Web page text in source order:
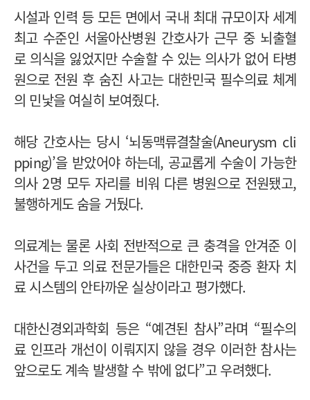
시설과 인력 등 모든 면에서 국내 최대 규모이자 세계
최고 수준인 서울아산병원 간호사가 근무 중 뇌출혈
로 의식을 잃었지만 수술할 수 있는 의사가 없어 타병
원으로 전원 후 숨진 사고는 대한민국 필수의료 체계
의 민낯을 여실히 보여줬다.
해당 간호사는 당시 ‘뇌동맥류결찰술(Aneurysm cli
pping)’을 받았어야 하는데, 공교롭게 수술이 가능한
의사 2명 모두 자리를 비워 다른 병원으로 전원됐고,
불행하게도 숨을 거뒀다.
의료계는 물론 사회 전반적으로 큰 충격을 안겨준 이
사건을 두고 의료 전문가들은 대한민국 중증 환자 치
료 시스템의 안타까운 실상이라고 평가했다.
대한신경외과학회 등은 “예견된 참사”라며 “필수의
료 인프라 개선이 이뤄지지 않을 경우 이러한 참사는
앞으로도 계속 발생할 수 밖에 없다”고 우려했다.